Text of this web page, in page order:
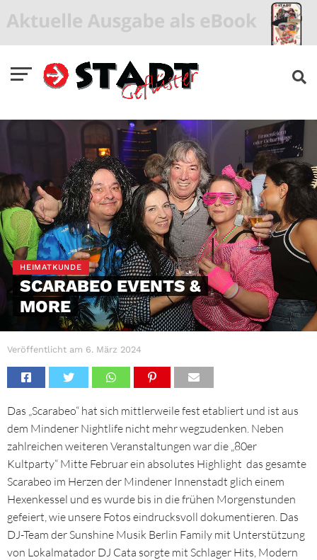
HEIMATKUNDE
SCARABEO EVENTS &
MORE
Veröffentlicht am 6. März 2024
Das „Scarabeo“ hat sich mittlerweile fest etabliert und ist aus
dem Mindener Nightlife nicht mehr wegzudenken. Neben
zahlreichen weiteren Veranstaltungen war die „80er
Kultparty“ Mitte Februar ein absolutes Highlight das gesamte
Scarabeo im Herzen der Mindener Innenstadt glich einem
Hexenkessel und es wurde bis in die frühen Morgenstunden
gefeiert, wie unsere Fotos eindrucksvoll dokumentieren. Das
DJ-Team der Sunshine Musik Berlin Family mit Unterstützung
von Lokalmatador DJ Cata sorgte mit Schlager Hits, Modern